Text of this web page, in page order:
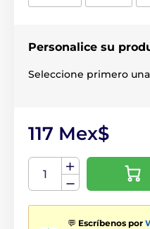
Personalice su
Seleccione primero
117 Mex$
💬 Escríbenos por